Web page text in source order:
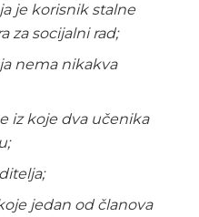
je korisnik stalne
za socijalni rad;
nema nikakva
iz koje dva učenika
jedan od članova